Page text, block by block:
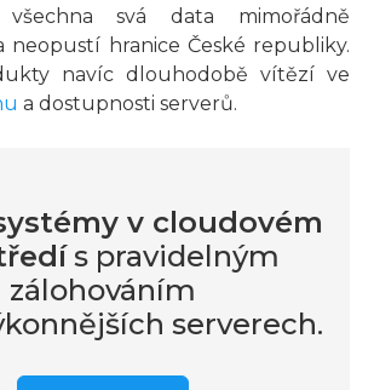
svá data mimořádně
neopustí hranice České republiky.
navíc dlouhodobě vítězí ve
a dostupnosti serverů.
v cloudovém
s pravidelným
zálohováním
serverech.